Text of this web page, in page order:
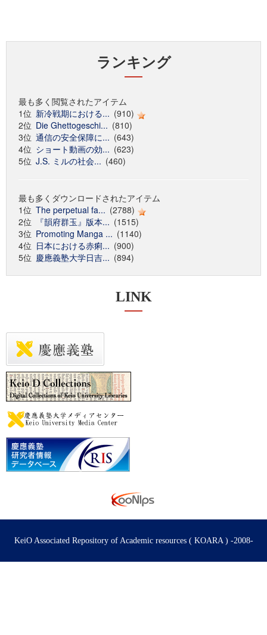
ランキング
最も多く閲覧されたアイテム
1位 新冷戦期における... (910)
2位 Die Ghettogeschi... (810)
3位 通信の安全保障に... (643)
4位 ショート動画の効... (623)
5位 J.S. ミルの社会... (460)
最も多くダウンロードされたアイテム
1位 The perpetual fa... (2788)
2位
『韻府群玉』版本... (1515)
3位 Promoting Manga ... (1140)
4位 日本における赤痢... (900)
5位 慶應義塾大学日吉... (894)
LINK
KeiO Associated Repository of Academic resources ( KOARA ) -2008-